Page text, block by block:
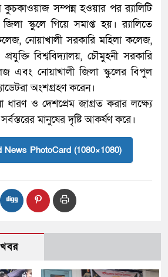
কুচকাওয়াজ সম্পন্ন হওয়ার পর র‍্যালিটি
স্কুলে গিয়ে সমাপ্ত হয়। র‍্যালিতে
নোয়াখালী সরকারি মহিলা কলেজ,
বিশ্ববিদ্যালয়, চৌমুহনী সরকারি
এবং নোয়াখালী জিলা স্কুলের বিপুল
অংশগ্রহণ করেন।
ধারণ ও দেশপ্রেম জাগ্রত করার লক্ষ্যে
মানুষের দৃষ্টি আকর্ষণ করে।
News PhotoCard (1080×1080)